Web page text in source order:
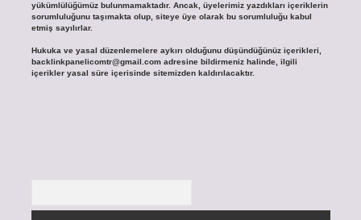
yükümlülüğümüz bulunmamaktadır. Ancak, üyelerimiz yazdıkları içeriklerin
sorumluluğunu taşımakta olup, siteye üye olarak bu sorumluluğu kabul
etmiş sayılırlar.
Hukuka ve yasal düzenlemelere aykırı olduğunu düşündüğünüz içerikleri,
backlinkpanelicomtr@gmail.comadresine bildirmeniz halinde, ilgili
içerikler yasal süre içerisinde sitemizden kaldırılacaktır.